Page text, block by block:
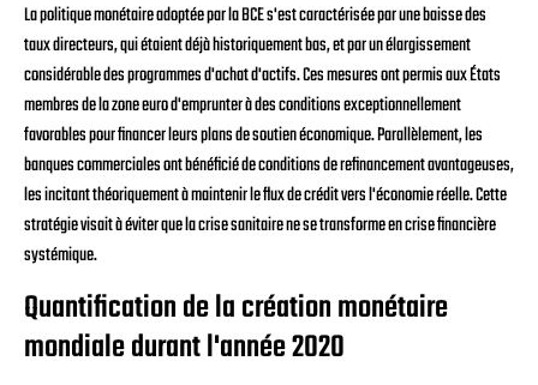
La politique monétaire adoptée par la BCE s'est caractérisée par une baisse des
taux directeurs, qui étaient déjà historiquement bas, et par un élargissement
considérable des programmes d'achat d'actifs. Ces mesures ont permis aux États
membres de la zone euro d'emprunter à des conditions exceptionnellement
favorables pour financer leurs plans de soutien économique. Parallèlement, les
banques commerciales ont bénéficié de conditions de refinancement avantageuses,
les incitant théoriquement à maintenir le flux de crédit vers l'économie réelle. Cette
stratégie visait à éviter que la crise sanitaire ne se transforme en crise financière
systémique.
Quantification de la création monétaire
mondiale durant l'année 2020